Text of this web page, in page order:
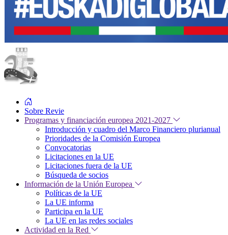
Sobre Revie
Programas y financiación europea 2021-2027
Introducción y cuadro del Marco Financiero plurianual
Prioridades de la Comisión Europea
Convocatorias
Licitaciones en la UE
Licitaciones fuera de la UE
Búsqueda de socios
Información de la Unión Europea
Políticas de la UE
La UE informa
Participa en la UE
La UE en las redes sociales
Actividad en la Red